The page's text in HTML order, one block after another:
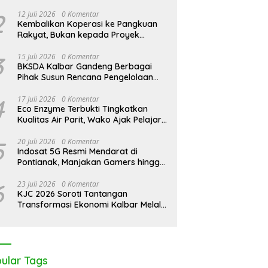
12 Juli 2026 0 Komentar
Kembalikan Koperasi ke Pangkuan
Rakyat, Bukan kepada Proyek
15 Juli 2026 0 Komentar
BKSDA Kalbar Gandeng Berbagai
Pihak Susun Rencana Pengelolaan
Karimata 2027-2036
17 Juli 2026 0 Komentar
Eco Enzyme Terbukti Tingkatkan
Kualitas Air Parit, Wako Ajak Pelajar
20 Juli 2026 0 Komentar
Indosat 5G Resmi Mendarat di
Pontianak, Manjakan Gamers hingga
23 Juli 2026 0 Komentar
KJC 2026 Soroti Tantangan
Transformasi Ekonomi Kalbar Melalui
Tags